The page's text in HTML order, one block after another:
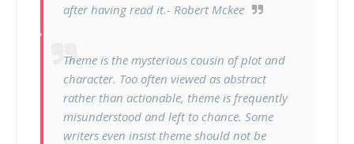
after having read it.- Robert Mckee
Theme is the mysterious cousin of plot and
character. Too often viewed as abstract
rather than actionable, theme is frequently
misunderstood and left to chance. Some
writers even insist theme should not be